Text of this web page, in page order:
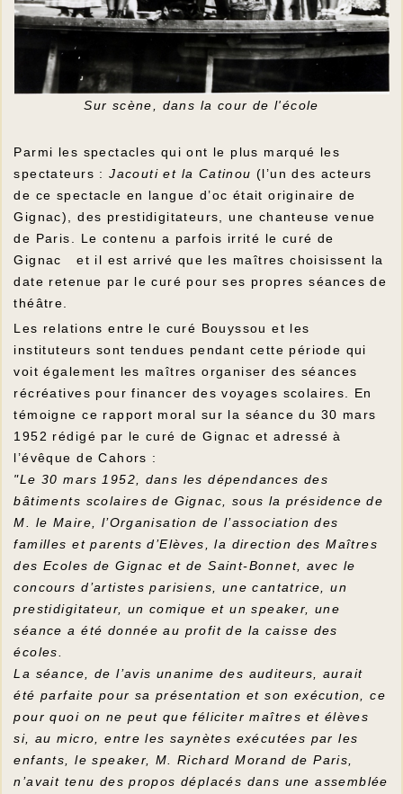
Sur scène, dans la cour de l'école
Parmi les spectacles qui ont le plus marqué les
spectateurs :Jacouti et la Catinou (l’un des acteurs
de ce spectacle en langue d’oc était originaire de
Gignac), des prestidigitateurs, une chanteuse venue
de Paris. Le contenu a parfois irrité le curé de
Gignac et il est arrivé que les maîtres choisissent la
date retenue par le curé pour ses propres séances de
théâtre.
Les relations entre le curé Bouyssou et les
instituteurs sont tendues pendant cette période qui
voit également les maîtres organiser des séances
récréatives pour financer des voyages scolaires. En
témoigne ce rapport moral sur la séance du 30 mars
1952 rédigé par le curé de Gignac et adressé à
l’évêque de Cahors :
"Le 30 mars 1952, dans les dépendances des
bâtiments scolaires de Gignac, sous la présidence de
M. le Maire, l’Organisation de l’association des
familles et parents d’Elèves, la direction des Maîtres
des Ecoles de Gignac et de Saint-Bonnet, avec le
concours d’artistes parisiens, une cantatrice, un
prestidigitateur, un comique et un speaker, une
séance a été donnée au profit de la caisse des
écoles.
La séance, de l’avis unanime des auditeurs, aurait
été parfaite pour sa présentation et son exécution, ce
pour quoi on ne peut que féliciter maîtres et élèves
si, au micro, entre les saynètes exécutées par les
enfants, le speaker, M. Richard Morand de Paris,
n’avait tenu des propos déplacés dans une assemblée